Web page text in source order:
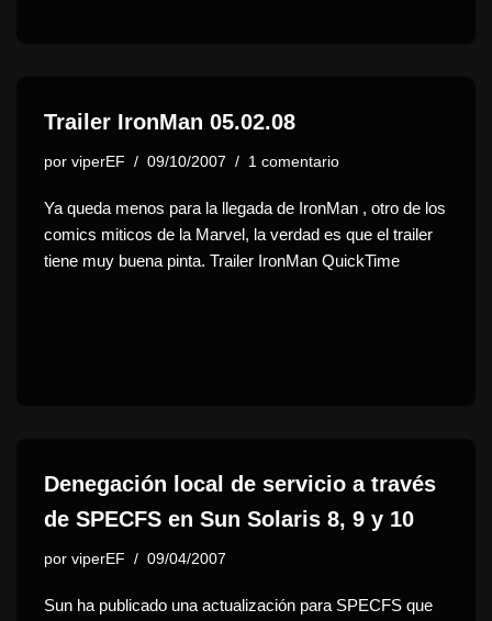
Trailer IronMan 05.02.08
por viperEF 09/10/2007 1 comentario
Ya queda menos para la llegada de IronMan , otro de los
comics miticos de la Marvel, la verdad es que el trailer
tiene muy buena pinta. Trailer IronMan QuickTime
Denegación local de servicio a través
de SPECFS en Sun Solaris 8, 9 y 10
por viperEF 09/04/2007
Sun ha publicado una actualización para SPECFS que